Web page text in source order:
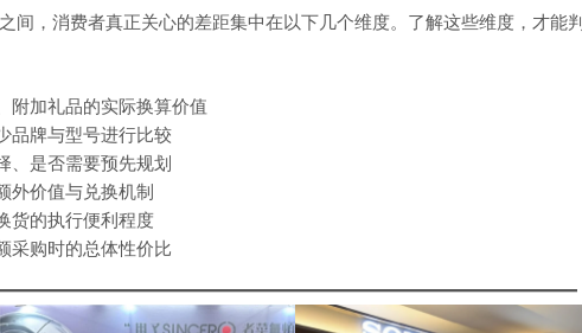
，消费者真正关心的差距集中在以下几个维度。了解这些维度，才能判
附加礼品的实际换算价值
品牌与型号进行比较
、是否需要预先规划
外价值与兑换机制
货的执行便利程度
采购时的总体性价比